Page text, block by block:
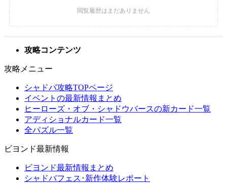
攻略コンテンツ
攻略メニュー
シャドバ攻略TOPページ
イベントの最新情報まとめ
ヒーローズ・オブ・シャドウバースの新カード一覧
アディショナルカード一覧
全パズル一覧
ビヨンド最新情報
ビヨンド最新情報まとめ
シャドバフェス･新作体験レポート